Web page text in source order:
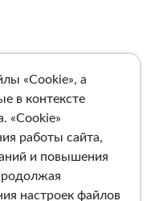
«Cookie», а
в контексте
«Cookie»
работы сайта,
и повышения
настроек файлов